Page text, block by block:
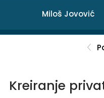
Miloš Jovović
Sonja Broćeta
Kreiranje